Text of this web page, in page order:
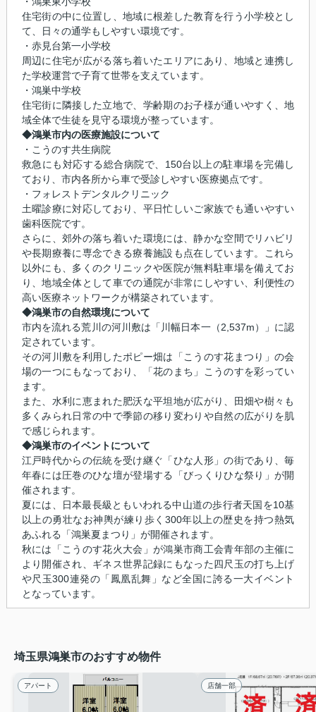
住宅街の中に位置し、地域に根差した教育を行う小学校とし
て、日々の通学もしやすい環境です。
・赤見台第一小学校
周辺に住宅が広がる落ち着いたエリアにあり、地域と連携し
た学校運営で子育て世帯を支えています。
・鴻巣中学校
住宅街に隣接した立地で、学齢期のお子様が通いやすく、地
域全体で生徒を見守る環境が整っています。
◆鴻巣市内の医療施設について
・こうのす共生病院
救急にも対応する総合病院で、150台以上の駐車場を完備し
ており、市内各所から車で受診しやすい医療拠点です。
・フォレストデンタルクリニック
土曜診療に対応しており、平日忙しいご家族でも通いやすい
歯科医院です。
さらに、郊外の落ち着いた環境には、静かな空間でリハビリ
や長期療養に専念できる療養施設も点在しています。これら
以外にも、多くのクリニックや医院が無料駐車場を備えてお
り、地域全体として車での通院が非常にしやすい、利便性の
高い医療ネットワークが構築されています。
◆鴻巣市の自然環境について
市内を流れる荒川の河川敷は「川幅日本一（2,537m）」に認
定されています。
その河川敷を利用したポピー畑は「こうのす花まつり」の会
場の一つにもなっており、「花のまち」こうのすを彩ってい
ます。
また、水利に恵まれた肥沃な平坦地が広がり、田畑や樹々も
多くみられ日常の中で季節の移り変わりや自然の広がりを肌
で感じられます。
◆鴻巣市のイベントについて
江戸時代からの伝統を受け継ぐ「ひな人形」の街であり、毎
年春には圧巻のひな壇が登場する「びっくりひな祭り」が開
催されます。
夏には、日本最長級ともいわれる中山道の歩行者天国を10基
以上の勇壮なお神輿が練り歩く300年以上の歴史を持つ熱気
あふれる「鴻巣夏まつり」が開催されます。
秋には「こうのす花火大会」が鴻巣市商工会青年部の主催に
より開催され、ギネス世界記録にもなった四尺玉の打ち上げ
や尺玉300連発の「鳳凰乱舞」など全国に誇る一大イベント
となっています。
埼玉県鴻巣市のおすすめ物件
アパート 店舗一部